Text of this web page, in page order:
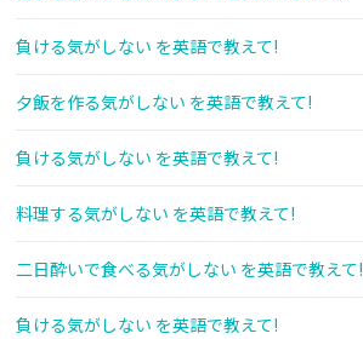
負ける気がしない を英語で教えて!
夕飯を作る気がしない を英語で教えて!
負ける気がしない を英語で教えて!
料理する気がしない を英語で教えて!
二日酔いで食べる気がしない を英語で教えて!
負ける気がしない を英語で教えて!